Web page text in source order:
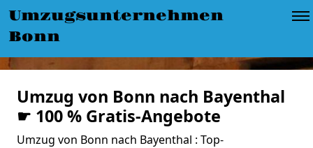
Umzugsunternehmen
Bonn
Umzug von Bonn nach Bayenthal
☛ 100 % Gratis-Angebote
Umzug von Bonn nach Bayenthal : Top-